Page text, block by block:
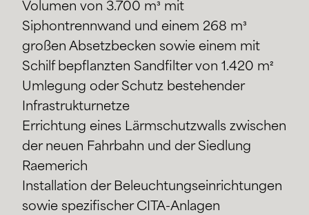
Volumen von 3.700 m³ mit
Siphontrennwand und einem 268 m³
großen Absetzbecken sowie einem mit
Schilf bepflanzten Sandfilter von 1.420 m²
Umlegung oder Schutz bestehender
Infrastrukturnetze
Errichtung eines Lärmschutzwalls zwischen
der neuen Fahrbahn und der Siedlung
Raemerich
Installation der Beleuchtungseinrichtungen
sowie spezifischer CITA-Anlagen